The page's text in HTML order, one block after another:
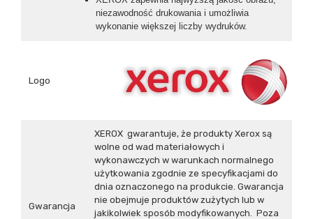
niezawodność drukowania i umożliwia
wykonanie większej liczby wydruków.
Logo
Gwarancja
XEROX gwarantuje, że produkty Xerox są
wolne od wad materiałowych i
wykonawczych w warunkach normalnego
użytkowania zgodnie ze specyfikacjami do
dnia oznaczonego na produkcie. Gwarancja
nie obejmuje produktów zużytych lub w
jakikolwiek sposób modyfikowanych. Poza